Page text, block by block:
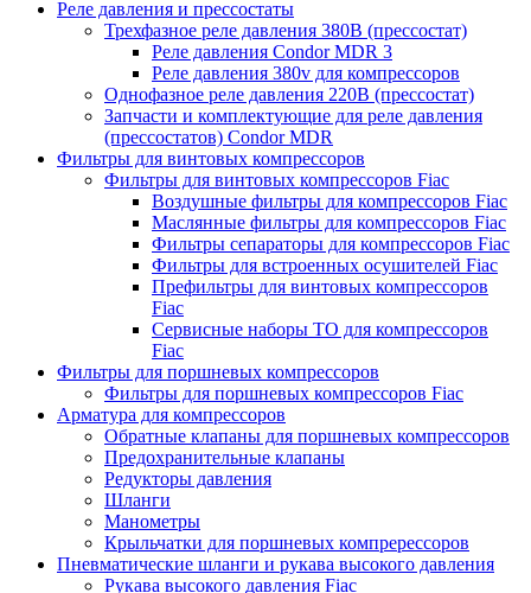
Реле давления и прессостаты
Трехфазное реле давления 380В (прессостат)
Реле давления Condor MDR 3
Реле давления 380v для компрессоров
Однофазное реле давления 220В (прессостат)
Запчасти и комплектующие для реле давления
(прессостатов) Condor MDR
Фильтры для винтовых компрессоров
Фильтры для винтовых компрессоров Fiac
Воздушные фильтры для компрессоров Fiac
Маслянные фильтры для компрессоров Fiac
Фильтры сепараторы для компрессоров Fiac
Фильтры для встроенных осушителей Fiac
Префильтры для винтовых компрессоров
Fiac
Сервисные наборы ТО для компрессоров
Fiac
Фильтры для поршневых компрессоров
Фильтры для поршневых компрессоров Fiac
Арматура для компрессоров
Обратные клапаны для поршневых компрессоров
Предохранительные клапаны
Редукторы давления
Шланги
Манометры
Крыльчатки для поршневых компререссоров
Пневматические шланги и рукава высокого давления
Рукава высокого давления Fiac